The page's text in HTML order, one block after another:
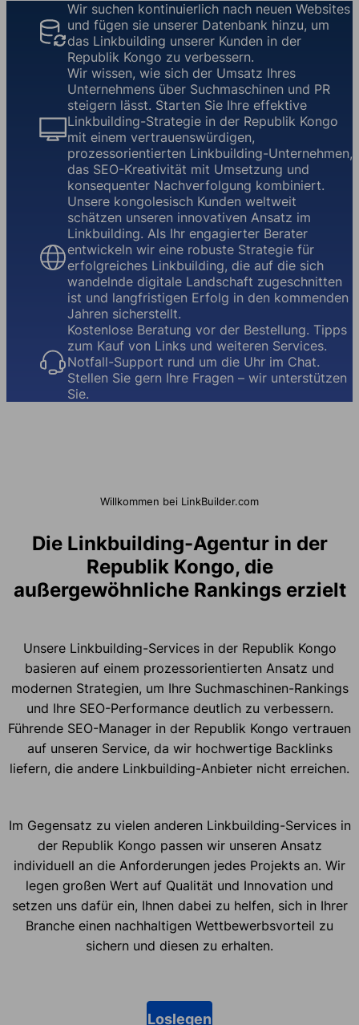
Wir suchen kontinuierlich nach neuen Websites
und fügen sie unserer Datenbank hinzu, um
das Linkbuilding unserer Kunden in der
Republik Kongo zu verbessern.
Wir wissen, wie sich der Umsatz Ihres
Unternehmens über Suchmaschinen und PR
steigern lässt. Starten Sie Ihre effektive
Linkbuilding-Strategie in der Republik Kongo
mit einem vertrauenswürdigen,
prozessorientierten Linkbuilding-Unternehmen,
das SEO-Kreativität mit Umsetzung und
konsequenter Nachverfolgung kombiniert.
Unsere kongolesisch Kunden weltweit
schätzen unseren innovativen Ansatz im
Linkbuilding. Als Ihr engagierter Berater
entwickeln wir eine robuste Strategie für
erfolgreiches Linkbuilding, die auf die sich
wandelnde digitale Landschaft zugeschnitten
ist und langfristigen Erfolg in den kommenden
Jahren sicherstellt.
Kostenlose Beratung vor der Bestellung. Tipps
zum Kauf von Links und weiteren Services.
Notfall-Support rund um die Uhr im Chat.
Stellen Sie gern Ihre Fragen – wir unterstützen
Sie.
Willkommen bei LinkBuilder.com
Die Linkbuilding-Agentur in der
Republik Kongo, die
außergewöhnliche Rankings erzielt
Unsere Linkbuilding-Services in der Republik Kongo
basieren auf einem prozessorientierten Ansatz und
modernen Strategien, um Ihre Suchmaschinen-Rankings
und Ihre SEO-Performance deutlich zu verbessern.
Führende SEO-Manager in der Republik Kongo vertrauen
auf unseren Service, da wir hochwertige Backlinks
liefern, die andere Linkbuilding-Anbieter nicht erreichen.
Im Gegensatz zu vielen anderen Linkbuilding-Services in
der Republik Kongo passen wir unseren Ansatz
individuell an die Anforderungen jedes Projekts an. Wir
legen großen Wert auf Qualität und Innovation und
setzen uns dafür ein, Ihnen dabei zu helfen, sich in Ihrer
Branche einen nachhaltigen Wettbewerbsvorteil zu
sichern und diesen zu erhalten.
Loslegen